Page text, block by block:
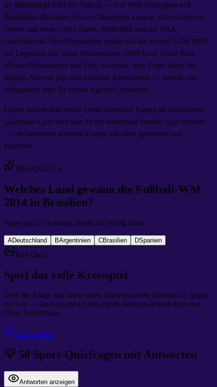
Im Mittelpunkt steht der Fußball — von WM-Triumphen und
Bundesliga-Rekorden bis zur Champions League. Dazu kommen
Tennis und seine Grand Slams, Basketball und die NBA,
Leichtathletik, die Olympischen Spiele und die Formel 1. Du triffst
auf Legenden wie Franz Beckenbauer, Steffi Graf, Usain Bolt,
Michael Schumacher und Dirk Nowitzki. Jede Frage liefert die
richtige Antwort plus drei plausible Alternativen — perfekt zum
Selbsttesten oder für deinen eigenen Quizabend.
Lieber spielen statt lesen? Drehe dieselben Fragen als interaktives
Glücksrad-Quiz oder lade dir die kostenlose Erudite-App herunter
— mit tausenden weiteren Fragen aus allen Sportarten und
Epochen.
Mini-Quiz1 / 5
Welches Land gewann die Fußball-WM
2014 in Brasilien?
Tippe auf die Antwort, die du für richtig hältst
ADeutschland BArgentinien CBrasilien DSpanien
Rad-Quiz
Spiel das volle Kreisspiel
Dreh die Ringe und ordne jeden Hinweis seiner Antwort zu, gegen
die Uhr — das typische Erudite-Spiel, direkt in deinem Browser.
Ohne Anmeldung.
Jetzt spielen
💡 50 Sport-Quizfragen mit Antworten
Antworten anzeigen